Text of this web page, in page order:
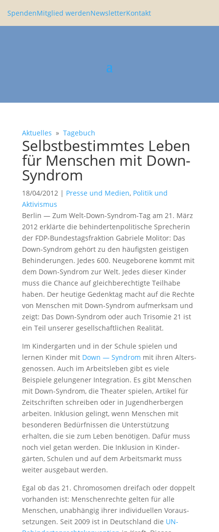
SpendenMitglied werdenNewsletterKontakt
Aktuelles » Tagebuch
Selbst­be­stimmtes Leben
für Menschen mit Down-
Syndrom
18/04/2012| Presse und Medien, Politik und
Aktivismus
Berlin — Zum Welt-Down-Syndrom-Tag am 21. März
2012 erklärte die behin­der­ten­po­li­ti­sche Sprecherin
der FDP-Bundes­tags­frak­tion Gabriele Molitor: Das
Down-Syndrom gehört zu den häufigsten geistigen
Behin­de­rungen. Jedes 600. Neuge­bo­rene kommt mit
dem Down-Syndrom zur Welt. Jedes dieser Kinder
muss die Chance auf gleich­be­rech­tigte Teilhabe
haben. Der heutige Gedenktag macht auf die Rechte
von Menschen mit Down-Syndrom aufmerksam und
zeigt: Das Down-Syndrom oder auch Trisomie 21 ist
ein Teil unserer gesell­schaft­li­chen Realität.
Im Kinder­garten und in der Schule spielen und
lernen Kinder mit Down — Syndrom mit ihren Alters­
ge­nossen. Auch im Arbeits­leben gibt es viele
Beispiele gelun­gener Integra­tion. Es gibt Menschen
mit Down-Syndrom, die Theater spielen, Artikel für
Zeitschriften schreiben oder in Jugend­her­bergen
arbeiten. Inklu­sion gelingt, wenn Menschen mit
beson­deren Bedürf­nissen die Unter­stüt­zung
erhalten, die sie zum Leben benötigen. Dafür muss
noch viel getan werden. Die Inklu­sion in Kinder­
gärten, Schulen und auf dem Arbeits­markt muss
weiter ausge­baut werden.
Egal ob das 21. Chromo­somen dreifach oder doppelt
vorhanden ist: Menschen­rechte gelten für alle
Menschen, unabhängig ihrer indivi­du­ellen Voraus­
set­zungen. Seit 2009 ist in Deutsch­land die UN-